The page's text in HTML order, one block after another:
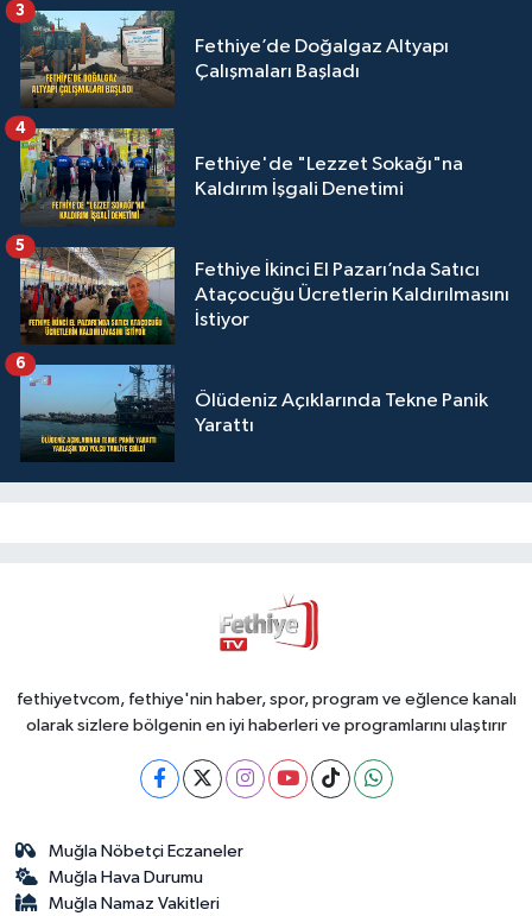
Fethiye’de Doğalgaz Altyapı
Çalışmaları Başladı
3
Fethiye'de "Lezzet Sokağı"na
Kaldırım İşgali Denetimi
4
Fethiye İkinci El Pazarı’nda Satıcı
Ataçocuğu Ücretlerin Kaldırılmasını
İstiyor
5
Ölüdeniz Açıklarında Tekne Panik
Yarattı
6
fethiyetvcom, fethiye'nin haber, spor, program ve eğlence kanalı
olarak sizlere bölgenin en iyi haberleri ve programlarını ulaştırır
Muğla Nöbetçi Eczaneler
Muğla Hava Durumu
Muğla Namaz Vakitleri